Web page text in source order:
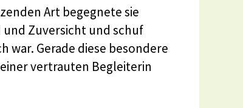
Art begegnete sie
und Zuversicht und schuf
war. Gerade diese besondere
vertrauten Begleiterin